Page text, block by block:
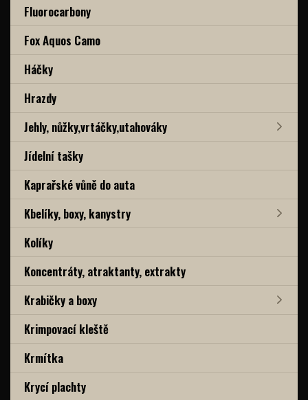
Fluorocarbony
Fox Aquos Camo
Háčky
Hrazdy
Jehly, nůžky,vrtáčky,utahováky
Jídelní tašky
Kaprařské vůně do auta
Kbelíky, boxy, kanystry
Kolíky
Koncentráty, atraktanty, extrakty
Krabičky a boxy
Krimpovací kleště
Krmítka
Krycí plachty